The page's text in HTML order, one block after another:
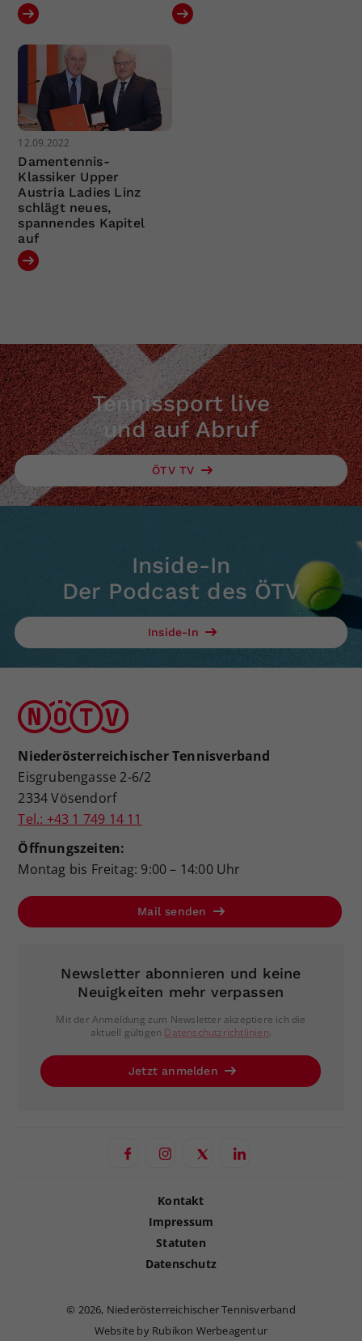
12.09.2022
Damentennis-
Klassiker Upper
Austria Ladies Linz
schlägt neues,
spannendes Kapitel
auf
Tennissport live
und auf Abruf
ÖTV TV
Inside-In
Der Podcast des ÖTV
Inside-In
Niederösterreichischer Tennisverband
Eisgrubengasse 2-6/2
2334 Vösendorf
Tel.: +43 1 749 14 11
Öffnungszeiten:
Montag bis Freitag: 9:00 – 14:00 Uhr
Mail senden
Newsletter abonnieren und keine
Neuigkeiten mehr verpassen
Mit der Anmeldung zum Newsletter akzeptiere ich die
aktuell gültigen Datenschutzrichtlinien.
Jetzt anmelden
Kontakt
Impressum
Statuten
Datenschutz
© 2026, Niederösterreichischer Tennisverband
Website by Rubikon Werbeagentur